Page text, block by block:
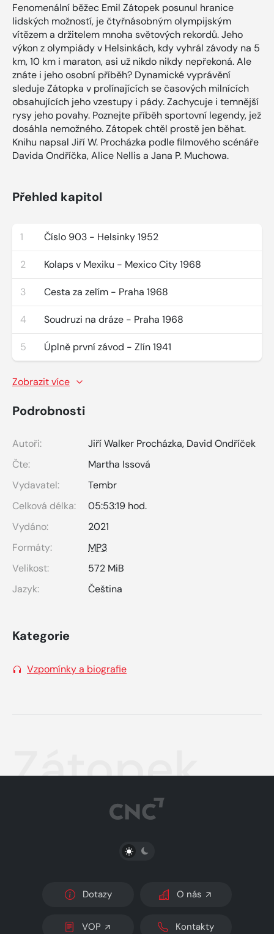
Fenomenální běžec Emil Zátopek posunul hranice
lidských možností, je čtyřnásobným olympijským
vítězem a držitelem mnoha světových rekordů. Jeho
výkon z olympiády v Helsinkách, kdy vyhrál závody na 5
km, 10 km i maraton, asi už nikdo nikdy nepřekoná. Ale
znáte i jeho osobní příběh? Dynamické vyprávění
sleduje Zátopka v prolínajících se časových milnících
obsahujících jeho vzestupy i pády. Zachycuje i temnější
rysy jeho povahy. Poznejte příběh sportovní legendy, jež
dosáhla nemožného. Zátopek chtěl prostě jen běhat.
Knihu napsal Jiří W. Procházka podle filmového scénáře
Davida Ondříčka, Alice Nellis a Jana P. Muchowa.
Přehled kapitol
1 Číslo 903 - Helsinky 1952
2 Kolaps v Mexiku - Mexico City 1968
3 Cesta za zelím - Praha 1968
4 Soudruzi na dráze - Praha 1968
5 Úplně první závod - Zlín 1941
Zobrazit více
Podrobnosti
Autoři: Jiří Walker Procházka, David Ondříček
Čte:
Martha Issová
Vydavatel:
Tembr
Celková délka:
05:53:19 hod.
Vydáno:
2021
Formáty:
MP3
Velikost:
572 MiB
Jazyk:
Čeština
Kategorie
Vzpomínky a biografie
Zátopek
PŘEPNOUT SVĚTLÝ/TMAVÝ REŽIM
Dotazy O nás
VOP Kontakty